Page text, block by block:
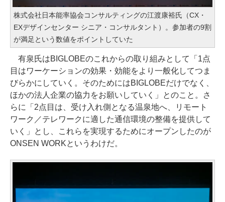
株式会社日本能率協会コンサルティングの江渡康裕氏（CX・
EXデザインセンター シニア・コンサルタント）。参加者の9割
が満足という数値をポイントしていた
有泉氏はBIGLOBEのこれからの取り組みとして「1点
目はワーケーションの効果・効能をより一般化してつま
びらかにしていく。そのためにはBIGLOBEだけでなく、
ほかの法人企業の協力をお願いしていく」とのこと。さ
らに「2点目は、受け入れ側となる温泉地へ、リモート
ワーク／テレワークに適した通信環境の整備を提供して
いく」とし、これらを実現するためにオープンしたのが
ONSEN WORKというわけだ。